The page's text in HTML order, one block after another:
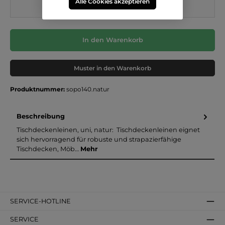
In den Warenkorb
Muster in den Warenkorb
Produktnummer: sopo140.natur
Beschreibung
Tischdeckenleinen, uni, natur: Tischdeckenleinen eignet
sich hervorragend für robuste und strapazierfähige
Tischdecken, Möb… Mehr
SERVICE-HOTLINE
SERVICE